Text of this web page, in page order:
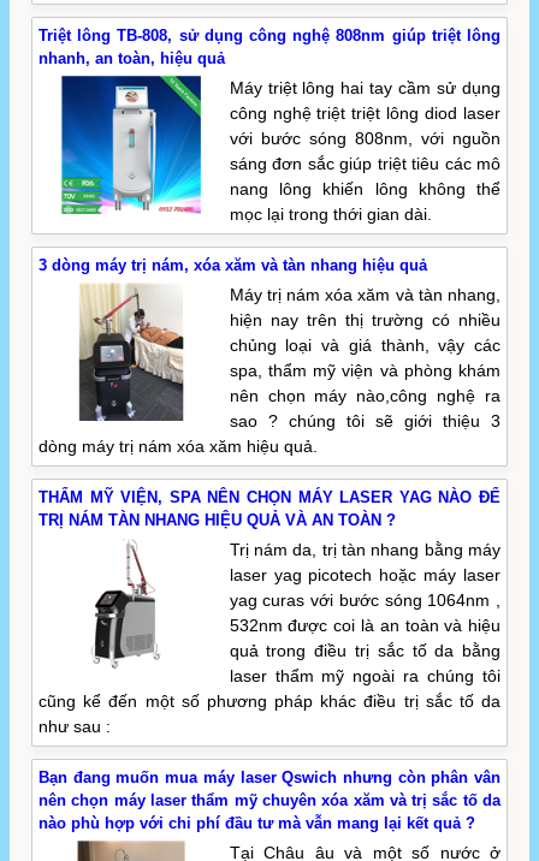
Triệt lông TB-808, sử dụng công nghệ 808nm giúp triệt lông
nhanh, an toàn, hiệu quả
Máy triệt lông hai tay cầm sử dụng
công nghệ triệt triệt lông diod laser
với bước sóng 808nm, với nguồn
sáng đơn sắc giúp triệt tiêu các mô
nang lông khiến lông không thể
mọc lại trong thới gian dài.
3 dòng máy trị nám, xóa xăm và tàn nhang hiệu quả
Máy trị nám xóa xăm và tàn nhang,
hiện nay trên thị trường có nhiều
chủng loại và giá thành, vậy các
spa, thẩm mỹ viện và phòng khám
nên chọn máy nào,công nghệ ra
sao ? chúng tôi sẽ giới thiệu 3
dòng máy trị nám xóa xăm hiệu quả.
THẨM MỸ VIỆN, SPA NÊN CHỌN MÁY LASER YAG NÀO ĐỂ
TRỊ NÁM TÀN NHANG HIỆU QUẢ VÀ AN TOÀN ?
Trị nám da, trị tàn nhang bằng máy
laser yag picotech hoặc máy laser
yag curas với bước sóng 1064nm ,
532nm được coi là an toàn và hiệu
quả trong điều trị sắc tố da bằng
laser thẩm mỹ ngoài ra chúng tôi
cũng kể đến một số phương pháp khác điều trị sắc tố da
như sau :
Bạn đang muốn mua máy laser Qswich nhưng còn phân vân
nên chọn máy laser thẩm mỹ chuyên xóa xăm và trị sắc tố da
nào phù hợp với chi phí đầu tư mà vẫn mang lại kết quả ?
Tại Châu âu và một số nước ở